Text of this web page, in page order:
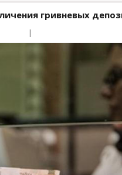
гривневых
|